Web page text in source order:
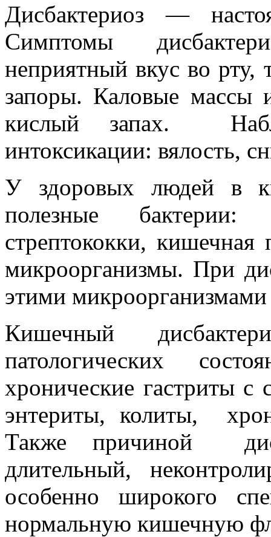
Дисбактериоз —
Симптомы
неприятный вкус во рту,
запоры. Каловые массы
кислый запах.
интоксикации: вялость,
У здоровых людей в
полезные бактерии:
стрептококки, кишечная
микроорганизмы. При
этими
Кишечный
патологических
хронические гастриты с
энтериты, колиты,
Также причиной
длительный,
особенно широкого
нормальную кишечную